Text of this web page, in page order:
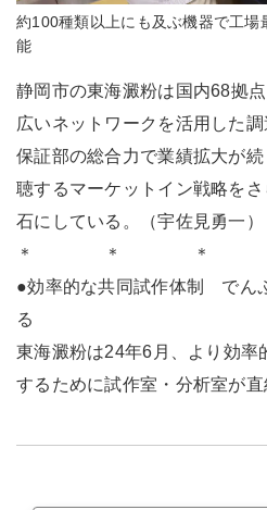
約100種類以上にも及ぶ機器で工場
能
静岡市の東海澱粉は国内68拠
広いネットワークを活用した
保証部の総合力で業績拡大が
聴するマーケットイン戦略を
石にしている。（宇佐見勇一）
＊ ＊ ＊
●効率的な共同試作体制 でん
る
東海澱粉は24年6月、より効率
するために試作室・分析室が